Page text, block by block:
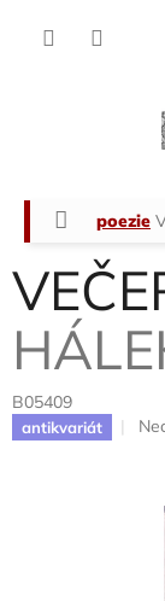
Domů
poezie
B05409
antikvariát